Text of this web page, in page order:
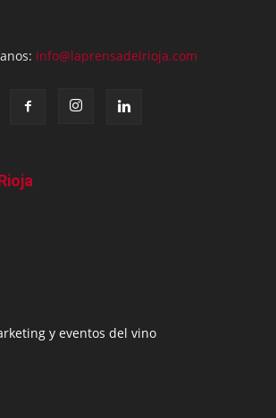
info@laprensadelrioja.com
y eventos del vino